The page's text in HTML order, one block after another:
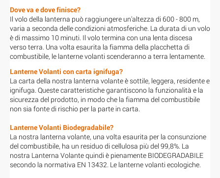
Dove va e dove finisce?
Il volo della lanterna può raggiungere un'altezza di 600 - 800 m,
varia a seconda delle condizioni atmosferiche. La durata di un volo
è di massimo 10 minuti. Il volo termina con una lenta discesa
verso terra. Una volta esaurita la fiamma della placchetta di
combustibile, le lanterne volanti scenderanno a terra lentamente.
Lanterne Volanti con carta ignifuga?
La carta della nostra lanterna volante è sottile, leggera, residente e
ignifuga. Queste caratteristiche garantiscono la funzionalità e la
sicurezza del prodotto, in modo che la fiamma del combustibile
non sia fonte di rischio per la parte in carta.
Lanterne Volanti Biodegradabile?
La nostra lanterna volante, una volta esaurita per la consunzione
del combustibile, ha un residuo di cellulosa più del 99,8%. La
nostra Lanterna Volante quindi è pienamente BIODEGRADABILE
secondo la normativa EN 13432. Le lanterne volanti ecologiche.